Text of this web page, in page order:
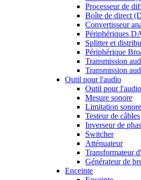
Processeur de
Boîte de direct
Convertisseur
Périphériques
Splitter et
Périphérique
Transmission
Transmission
Outil pour l'audio
Outil pour l'audio
Mesure sonore
Limitation sonore
Testeur de câbles
Inverseur de
Switcher
Atténuateur
Transformateur
Générateur de
Enceinte